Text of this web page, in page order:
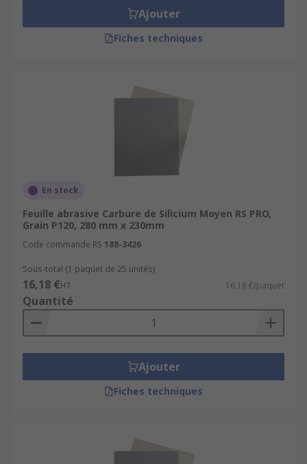
Ajouter
Fiches techniques
En stock
Feuille abrasive Carbure de Silicium Moyen RS PRO,
Grain P120, 280 mm x 230mm
Code commande RS 188-3426
Sous-total (1 paquet de 25 unités)
16,18 €HT 16,18 €/paquet
Quantité
Ajouter
Fiches techniques